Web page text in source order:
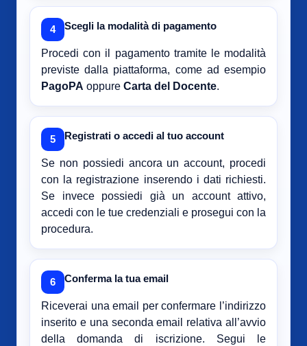
4 Scegli la modalità di pagamento
Procedi con il pagamento tramite le modalità
previste dalla piattaforma, come ad esempio
PagoPA oppure Carta del Docente.
5 Registrati o accedi al tuo account
Se non possiedi ancora un account, procedi
con la registrazione inserendo i dati richiesti.
Se invece possiedi già un account attivo,
accedi con le tue credenziali e prosegui con la
procedura.
6 Conferma la tua email
Riceverai una email per confermare l’indirizzo
inserito e una seconda email relativa all’avvio
della domanda di iscrizione. Segui le